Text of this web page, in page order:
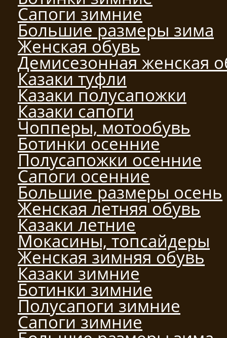
Сапоги зимние
Большие размеры зима
Женская обувь
Демисезонная женская
Казаки туфли
Казаки полусапожки
Казаки сапоги
Чопперы, мотообувь
Ботинки осенние
Полусапожки осенние
Сапоги осенние
Большие размеры осень
Женская летняя обувь
Казаки летние
Мокасины, топсайдеры
Женская зимняя обувь
Казаки зимние
Ботинки зимние
Полусапоги зимние
Сапоги зимние